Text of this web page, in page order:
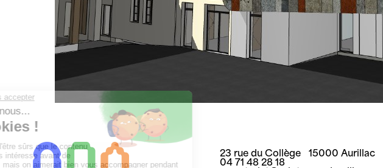
23 rue du Collège 15000 Aurillac
04 71 48 28 18